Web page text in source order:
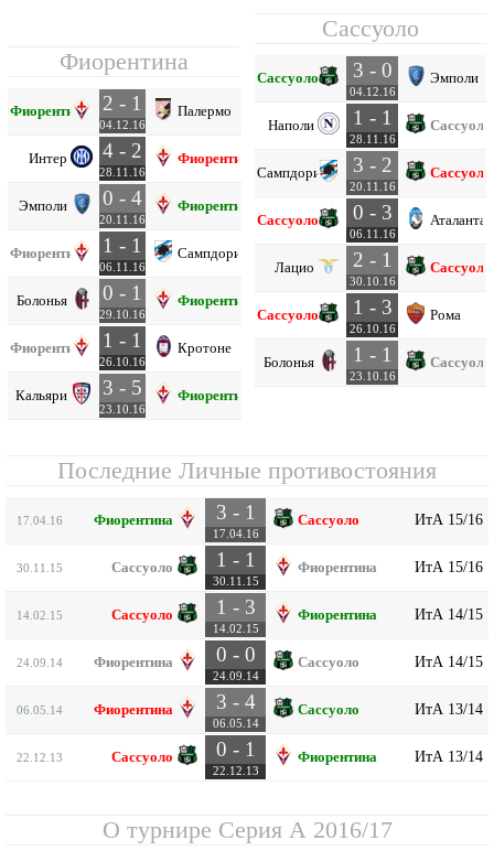
Фиорентина
Фиорентина 2 - 1
04.12.16
Палермо
Интер 4 - 2
28.11.16
Фиорентина
Эмполи 0 - 4
20.11.16
Фиорентина
Фиорентина 1 - 1
06.11.16
Сампдория
Болонья 0 - 1
29.10.16
Фиорентина
Фиорентина 1 - 1
26.10.16
Кротоне
Кальяри 3 - 5
23.10.16
Фиорентина
Сассуоло
Сассуоло 3 - 0
04.12.16
Эмполи
Наполи 1 - 1
28.11.16
Сассуоло
Сампдория 3 - 2
20.11.16
Сассуоло
Сассуоло 0 - 3
06.11.16
Аталанта
Лацио 2 - 1
30.10.16
Сассуоло
Сассуоло 1 - 3
26.10.16
Рома
Болонья 1 - 1
23.10.16
Сассуоло
Последние Личные противостояния
17.04.16 Фиорентина 3 - 1
17.04.16
Сассуоло ИтА 15/16
30.11.15 Сассуоло 1 - 1
30.11.15
Фиорентина ИтА 15/16
14.02.15 Сассуоло 1 - 3
14.02.15
Фиорентина ИтА 14/15
24.09.14 Фиорентина 0 - 0
24.09.14
Сассуоло ИтА 14/15
06.05.14 Фиорентина 3 - 4
06.05.14
Сассуоло ИтА 13/14
22.12.13 Сассуоло 0 - 1
22.12.13
Фиорентина ИтА 13/14
О турнире Серия А 2016/17